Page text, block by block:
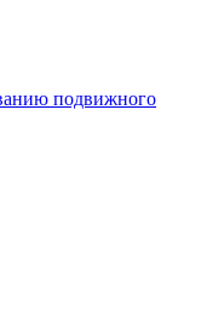
подвижного